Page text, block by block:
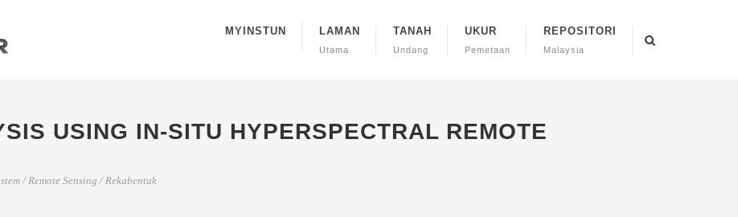
MYINSTUN LAMAN
Utama
TANAH
Undang
UKUR
Pemetaan
REPOSITORI
Malaysia
USING IN-SITU HYPERSPECTRAL REMOTE
/Remote Sensing /Rekabentuk